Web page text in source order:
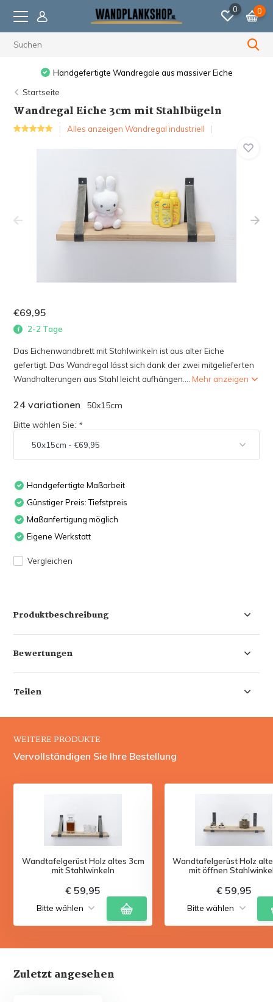
0 0
Vor 23:59 Uhr bestellt, am nächsten Werktag versendet.
Startseite
Wandregal Eiche 3cm mit Stahlbügeln
Alles anzeigen Wandregal industriell
€69,95
2-2 Tage
Das Eichenwandbrett mit Stahlwinkeln ist aus alter Eiche
gefertigt. Das Wandregal lässt sich dank der zwei mitgelieferten
Wandhalterungen aus Stahl leicht aufhängen....Mehr anzeigen
24 variationen 50x15cm
Bitte wählen Sie: *
Handgefertigte Maßarbeit
Günstiger Preis: Tiefstpreis
Maßanfertigung möglich
Eigene Werkstatt
Vergleichen
Produktbeschreibung
Bewertungen
Teilen
WEITERE PRODUKTE
Vervollständigen Sie Ihre Bestellung
Wandtafelgerüst Holz altes 3cm
mit Stahlwinkeln
€ 59,95
Wandtafelgerüst Holz
mit öffnen
€ 59,95
Zuletzt angesehen